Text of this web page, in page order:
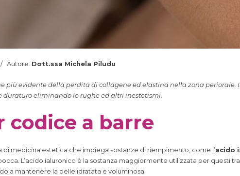
Autore: Dott.ssa Michela Piludu
più evidente della perdita di collagene ed elastina nella zona
duraturo eliminando le rughe ed altri inestetismi.
codice a barre
di medicina estetica che impiega sostanze di riempimento, come l’acido
L’acido ialuronico è la sostanza maggiormente utilizzata per questi
a mantenere la pelle idratata e voluminosa.